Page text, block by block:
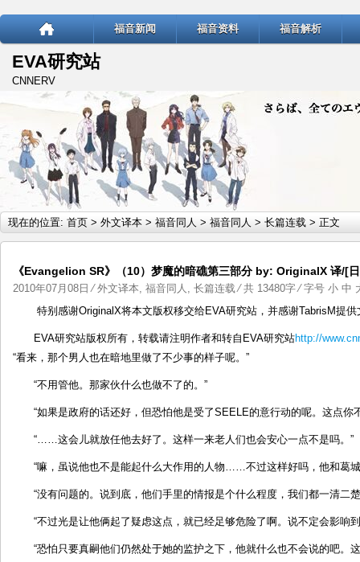
福音新闻 福音资料 福音解析
EVA研究站
CNNERV
现在的位置: 首页 > 外文译本 > 福音同人 > 福音同人 > 长篇连载 > 正文
《Evangelion SR》（10）梦魔的暗礁第三部分 by: OriginalX 译/[
2010年07月08日 ⁄外文译本, 福音同人 , 长篇连载⁄ 共 13480字 ⁄ 字号 小 中
特别感谢OriginalX将本文版权移交给EVA研究站，并感谢TabrisM提供
EVA研究站版权所有，转载请注明作者和转自EVA研究站http://
“看来，那个男人也在暗地里做了不少事的样子呢。”
“不用管他。那家伙什么也做不了的。”
“如果是政府的话还好，但恐怕他是受了SEELE的意行动的呢。这点你
“……这会儿就放任他去好了。这样一来老人们也会安心一点不是吗。”
“嘛，虽说他也不是能起什么大作用的人物……不过这样好吗，他和葛
“没有问题的。说到底，他们手里的情报是个什么程度，我们都一清二
“不过光是让他俩起了疑虑这点，就已经足够危险了啊。说不定会影响
“恐怕只要真嗣他们仍然处于她的监护之下，他就什么也不会说的吧。